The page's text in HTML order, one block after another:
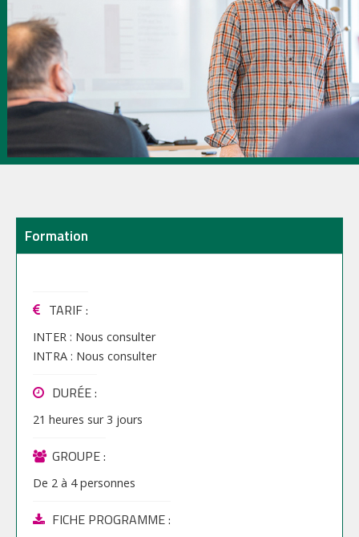
Formation
TARIF:
INTER : Nous consulter
INTRA : Nous consulter
DURÉE :
21 heures sur3 jours
GROUPE :
De 2 à 4personnes
FICHE PROGRAMME :